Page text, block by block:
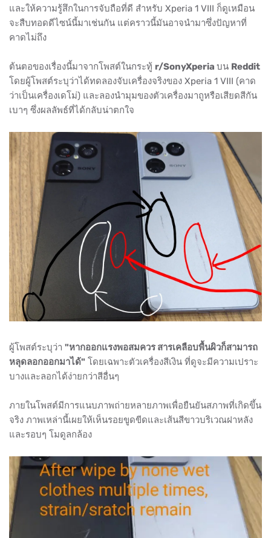
และให้ความรู้สึกในการจับถือที่ดี สำหรับ Xperia 1 VIII ก็ดูเหมือน
จะสืบทอดดีไซน์นี้มาเช่นกัน แต่คราวนี้มันอาจนำมาซึ่งปัญหาที่
คาดไม่ถึง
ต้นตอของเรื่องนี้มาจากโพสต์ในกระทู้ r/SonyXperia บน Reddit
โดยผู้โพสต์ระบุว่าได้ทดลองจับเครื่องจริงของ Xperia 1 VIII (คาด
ว่าเป็นเครื่องเดโม่) และลองนำมุมของตัวเครื่องมาถูหรือเสียดสีกัน
เบาๆ ซึ่งผลลัพธ์ที่ได้กลับน่าตกใจ
ผู้โพสต์ระบุว่า "หากออกแรงพอสมควร สารเคลือบพื้นผิวก็สามารถ
หลุดลอกออกมาได้" โดยเฉพาะตัวเครื่องสีเงิน ที่ดูจะมีความเปราะ
บางและลอกได้ง่ายกว่าสีอื่นๆ
ภายในโพสต์มีการแนบภาพถ่ายหลายภาพเพื่อยืนยันสภาพที่เกิดขึ้น
จริง ภาพเหล่านี้เผยให้เห็นรอยขูดขีดและเส้นสีขาวบริเวณฝาหลัง
และรอบๆ โมดูลกล้อง